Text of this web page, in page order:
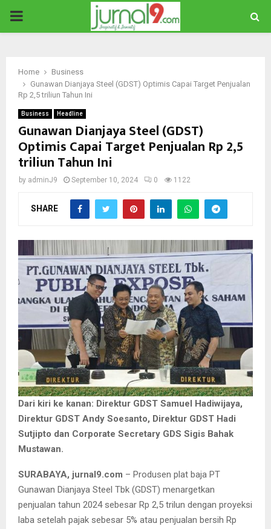
PRIMARY
Home
Business
Gunawan Dianjaya Steel (GDST) Optimis Capai Target Penjualan
Rp 2,5 triliun Tahun Ini
Business Headline
Gunawan Dianjaya Steel (GDST)
Optimis Capai Target Penjualan Rp 2,5
triliun Tahun Ini
by adminJ9 September 10, 2024 0 1122
SHARE
Dari kiri ke kanan: Direktur GDST Samuel Hadiwijaya,
Direktur GDST Andy Soesanto, Direktur GDST Hadi
Sutjipto dan Corporate Secretary GDS Sigis Bahak
Mustawan.
SURABAYA, jurnal9.com – Produsen plat baja PT
Gunawan Dianjaya Steel Tbk (GDST) menargetkan
penjualan tahun 2024 sebesar Rp 2,5 trilun dengan proyeksi
laba setelah pajak sebesar 5% atau penjualan bersih Rp